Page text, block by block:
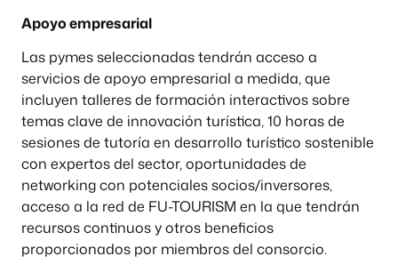
Apoyo empresarial
Las pymes seleccionadas tendrán acceso a
servicios de apoyo empresarial a medida, que
incluyen talleres de formación interactivos sobre
temas clave de innovación turística, 10 horas de
sesiones de tutoría en desarrollo turístico sostenible
con expertos del sector, oportunidades de
networking con potenciales socios/inversores,
acceso a la red de FU-TOURISM en la que tendrán
recursos continuos y otros beneficios
proporcionados por miembros del consorcio.